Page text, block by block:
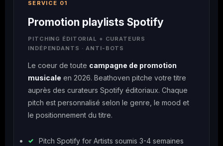
SERVICE 01
Promotion playlists Spotify
PITCHING ÉDITORIAL + CURATEURS
INDÉPENDANTS · ANTI-BOTS
Le coeur de toute campagne de promotion
musicale en 2026. Beathoven pitche votre titre
auprès des curateurs Spotify éditoriaux. Chaque
pitch est personnalisé selon le genre, le mood et
le positionnement du titre.
Pitch Spotify for Artists soumis 3-4 semaines